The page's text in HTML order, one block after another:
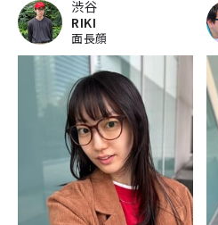
渋谷
RIKI
面長顔